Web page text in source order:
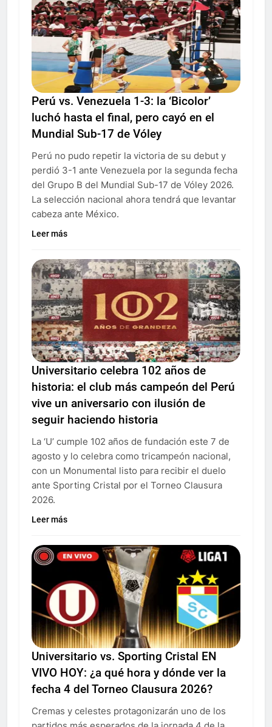
Perú vs. Venezuela 1-3: la ‘Bicolor’
luchó hasta el final, pero cayó en el
Mundial Sub-17 de Vóley
Perú no pudo repetir la victoria de su debut y
perdió 3-1 ante Venezuela por la segunda fecha
del Grupo B del Mundial Sub-17 de Vóley 2026.
La selección nacional ahora tendrá que levantar
cabeza ante México.
Leer más
Universitario celebra 102 años de
historia: el club más campeón del Perú
vive un aniversario con ilusión de
seguir haciendo historia
La ‘U’ cumple 102 años de fundación este 7 de
agosto y lo celebra como tricampeón nacional,
con un Monumental listo para recibir el duelo
ante Sporting Cristal por el Torneo Clausura
2026.
Leer más
Universitario vs. Sporting Cristal EN
VIVO HOY: ¿a qué hora y dónde ver la
fecha 4 del Torneo Clausura 2026?
Cremas y celestes protagonizarán uno de los